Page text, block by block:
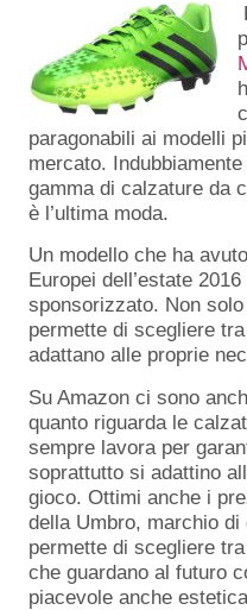
paragonabili ai modelli
mercato.
gamma di calzature da
è l’ultima moda.
Un modello che ha
Europei dell’estate
sponsorizzato. Non
permette di scegliere
adattano alle proprie
Su Amazon ci sono
quanto riguarda le
sempre lavora per
soprattutto si adattino
gioco. Ottimi anche i
della Umbro, marchio
permette di scegliere
che guardano al futuro
piacevole anche